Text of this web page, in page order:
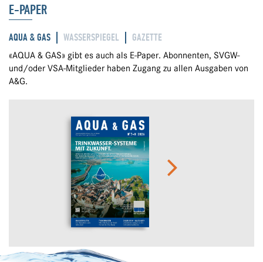
E-PAPER
AQUA & GAS WASSERSPIEGEL GAZETTE
«AQUA & GAS» gibt es auch als E-Paper. Abonnenten, SVGW-
und/oder VSA-Mitglieder haben Zugang zu allen Ausgaben von
A&G.